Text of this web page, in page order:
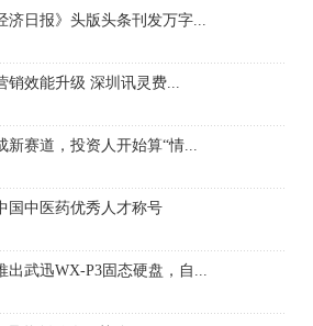
济日报》头版头条刊发万字...
销效能升级 深圳讯灵费...
新赛道，投资人开始算“情...
国中医药优秀人才称号
出武迅WX-P3固态硬盘，自...